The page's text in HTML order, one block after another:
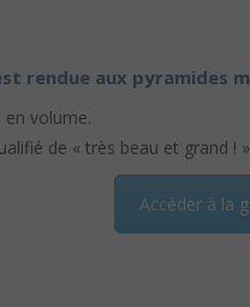
rendue aux
en volume.
de « très beau et grand !
Accéder à la